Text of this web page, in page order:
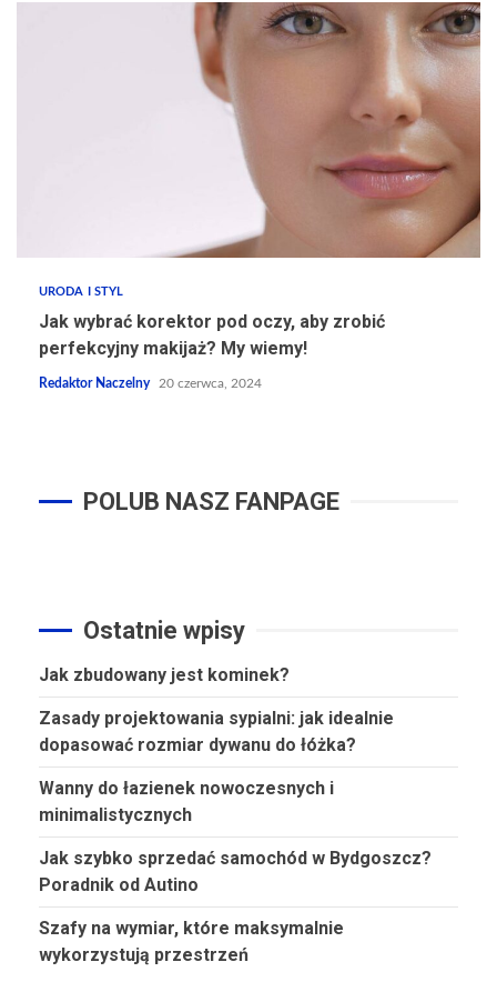
URODA I STYL
Jak wybrać korektor pod oczy, aby zrobić
perfekcyjny makijaż? My wiemy!
Redaktor Naczelny 20 czerwca, 2024
POLUB NASZ FANPAGE
Ostatnie wpisy
Jak zbudowany jest kominek?
Zasady projektowania sypialni: jak idealnie
dopasować rozmiar dywanu do łóżka?
Wanny do łazienek nowoczesnych i
minimalistycznych
Jak szybko sprzedać samochód w Bydgoszcz?
Poradnik od Autino
Szafy na wymiar, które maksymalnie
wykorzystują przestrzeń